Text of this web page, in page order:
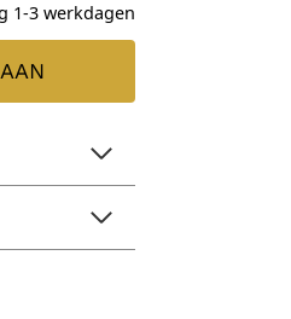
1-3 werkdagen